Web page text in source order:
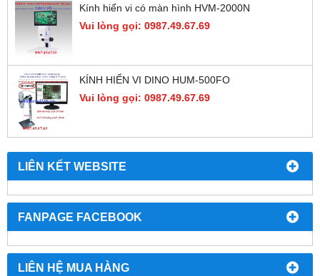
Kính hiển vi có màn hình HVM-2000N
Vui lòng gọi: 0987.49.67.69
KÍNH HIỂN VI DINO HUM-500FO
Vui lòng gọi: 0987.49.67.69
LIÊN KẾT WEBSITE
FANPAGE FACEBOOK
LIÊN HỆ MUA HÀNG